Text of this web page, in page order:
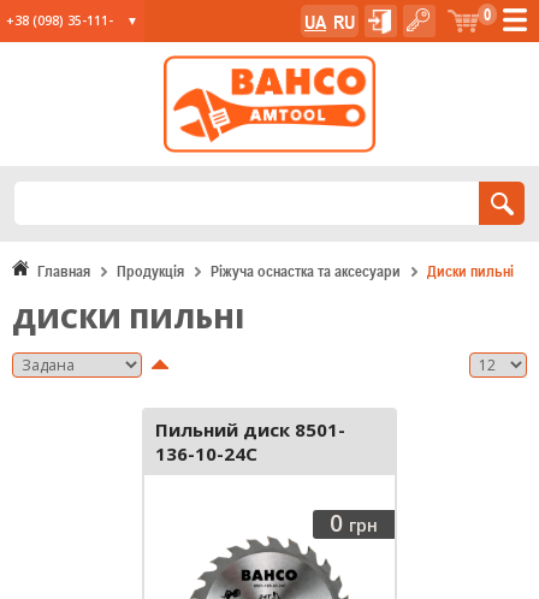
+38 (098) 35-111- 0
UA RU
Главная Продукція Ріжуча оснастка та аксесуари Диски пильні
ДИСКИ ПИЛЬНІ
Пильний диск 8501-
136-10-24C
0 грн